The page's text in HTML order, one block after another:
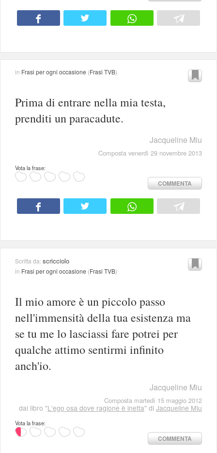
in Frasi per ogni occasione (Frasi TVB)
Prima di entrare nella mia testa,
prenditi un paracadute.
Jacqueline Miu
Composta venerdì 29 novembre 2013
Vota la frase:
COMMENTA
Scritta da:scricciolo
in Frasi per ogni occasione (Frasi TVB)
Il mio amore è un piccolo passo
nell'immensità della tua esistenza ma
se tu me lo lasciassi fare potrei per
qualche attimo sentirmi infinito
anch'io.
Jacqueline Miu
Composta martedì 15 maggio 2012
dal libro "L'ego osa dove ragione è inetta" di Jacqueline Miu
Vota la frase:
COMMENTA